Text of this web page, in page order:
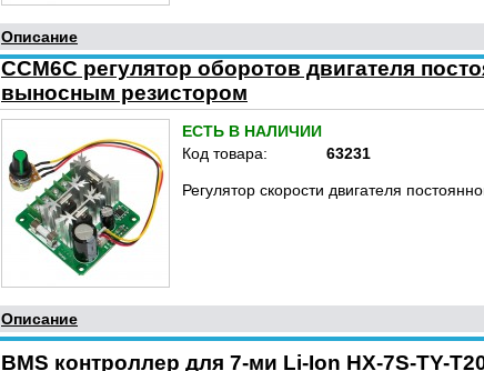
Описание
CCM6C регулятор оборотов двигателя
выносным резистором
ЕСТЬ В НАЛИЧИИ
Код товара:
63231
Регулятор скорости двигателя
Описание
BMS контроллер для 7-ми Li-Ion HX-7S-TY-